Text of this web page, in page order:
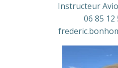
Instructeur
06 85 12